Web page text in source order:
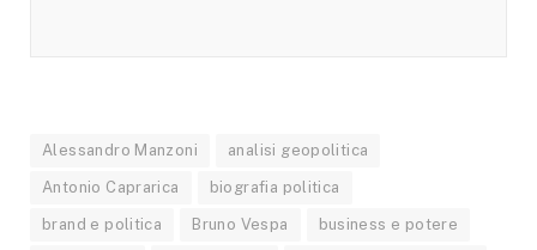
Alessandro Manzoni analisi geopolitica
Antonio Caprarica biografia politica
brand e politica Bruno Vespa business e potere